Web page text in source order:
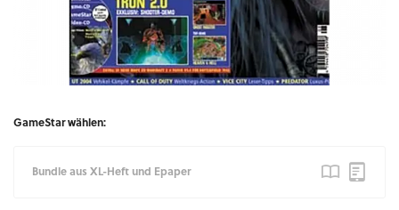
GameStar wählen:
Bundle aus XL-Heft und Epaper